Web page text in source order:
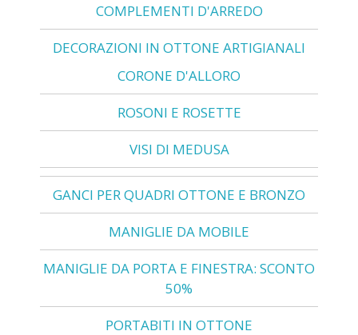
COMPLEMENTI D'ARREDO
DECORAZIONI IN OTTONE ARTIGIANALI
CORONE D'ALLORO
ROSONI E ROSETTE
VISI DI MEDUSA
GANCI PER QUADRI OTTONE E BRONZO
MANIGLIE DA MOBILE
MANIGLIE DA PORTA E FINESTRA: SCONTO
50%
PORTABITI IN OTTONE